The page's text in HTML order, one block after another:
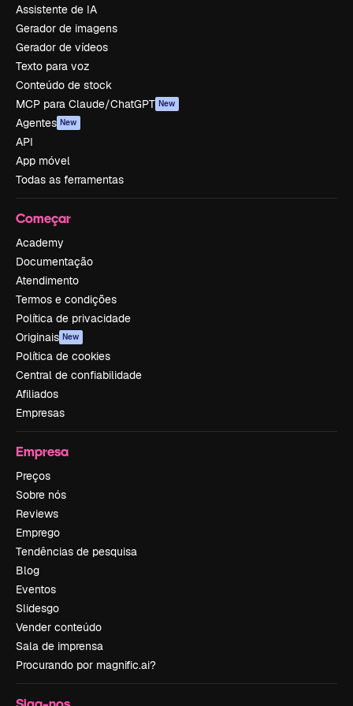
Assistente de IA
Gerador de imagens
Gerador de vídeos
Texto para voz
Conteúdo de stock
MCP para Claude/ChatGPT New
Agentes New
API
App móvel
Todas as ferramentas
Começar
Academy
Documentação
Atendimento
Termos e condições
Política de privacidade
Originais New
Política de cookies
Central de confiabilidade
Afiliados
Empresas
Empresa
Preços
Sobre nós
Reviews
Emprego
Tendências de pesquisa
Blog
Eventos
Slidesgo
Vender conteúdo
Sala de imprensa
Procurando por magnific.ai?